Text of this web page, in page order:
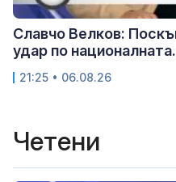
Славчо Велков:
удар по
21:25 • 06.08.26
Четени